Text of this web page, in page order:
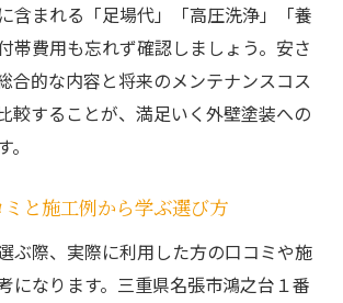
含まれる「足場代」「高圧洗浄」「養
帯費用も忘れず確認しましょう。安さ
合的な内容と将来のメンテナンスコス
較することが、満足いく外壁塗装への
と施工例から学ぶ選び方
ぶ際、実際に利用した方の口コミや施
になります。三重県名張市鴻之台１番